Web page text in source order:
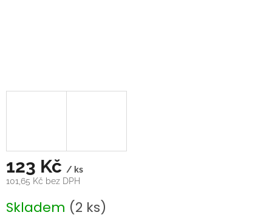
123 Kč / ks
101,65 Kč bez DPH
cena:
Skladem (2 ks)